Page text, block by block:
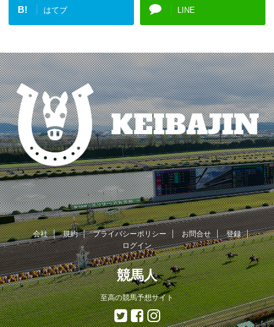
B! はてブ LINE
会社 規約 プライバシーポリシー お問合せ
登録
ログイン
競馬人
至高の競馬予想サイト